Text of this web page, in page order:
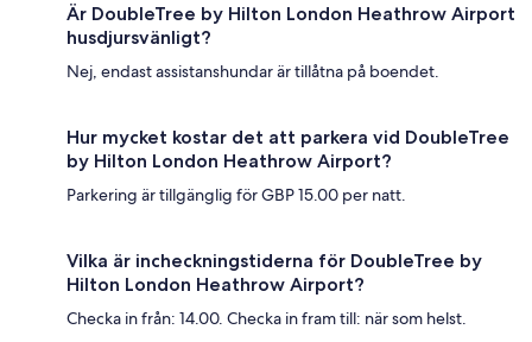
Är DoubleTree by Hilton London Heathrow Airport
husdjursvänligt?
Nej, endast assistanshundar är tillåtna på boendet.
Hur mycket kostar det att parkera vid DoubleTree
by Hilton London Heathrow Airport?
Parkering är tillgänglig för GBP 15.00 per natt.
Vilka är incheckningstiderna för DoubleTree by
Hilton London Heathrow Airport?
Checka in från: 14.00. Checka in fram till: när som helst.